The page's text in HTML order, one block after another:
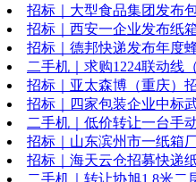
招标｜大型食品集团发布
招标｜西安一企业发布纸
招标｜德邦快递发布年度
二手机｜求购1224联动线
招标｜亚太森博（重庆）
招标｜四家包装企业中标
二手机｜低价转让一台手
招标｜山东滨州市一纸箱
招标｜海天云仓招募快递
二手机｜转让协旭1.8米二